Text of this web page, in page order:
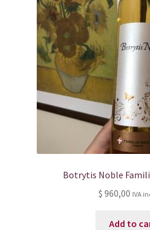
Botrytis Noble
$ 960,00 IVA
Add to